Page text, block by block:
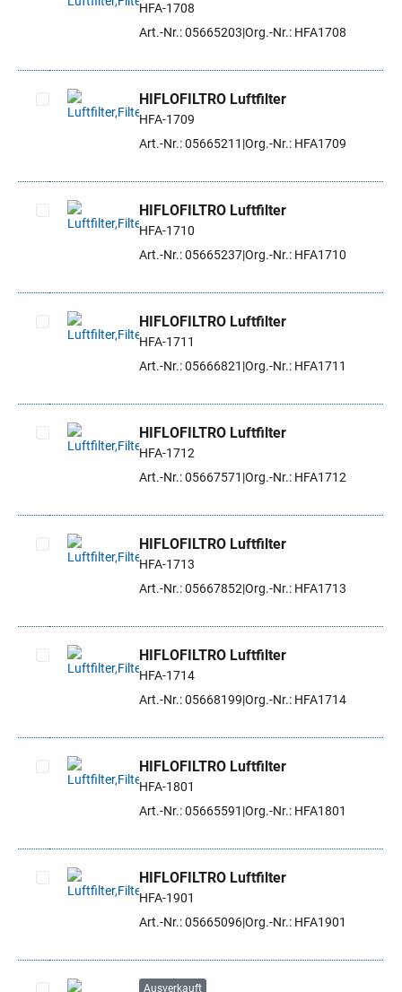
Artikel auswählen
HFA-1708
Art.-Nr.: 05665203 Org.-Nr.: HFA1708
Artikel auswählen
HIFLOFILTRO Luftfilter
HFA-1709
Art.-Nr.: 05665211 Org.-Nr.: HFA1709
Artikel auswählen
HIFLOFILTRO Luftfilter
HFA-1710
Art.-Nr.: 05665237Org.-Nr.: HFA1710
Artikel auswählen
HIFLOFILTRO Luftfilter
HFA-1711
Art.-Nr.: 05666821 Org.-Nr.: HFA1711
Artikel auswählen
HIFLOFILTRO Luftfilter
HFA-1712
Art.-Nr.: 05667571 Org.-Nr.: HFA1712
Artikel auswählen
HIFLOFILTRO Luftfilter
HFA-1713
Art.-Nr.: 05667852 Org.-Nr.: HFA1713
Artikel auswählen
HIFLOFILTRO Luftfilter
HFA-1714
Art.-Nr.: 05668199 Org.-Nr.: HFA1714
Artikel auswählen
HIFLOFILTRO Luftfilter
HFA-1801
Art.-Nr.: 05665591 Org.-Nr.: HFA1801
Artikel auswählen
HIFLOFILTRO Luftfilter
HFA-1901
Art.-Nr.: 05665096Org.-Nr.: HFA1901
Ausverkauft